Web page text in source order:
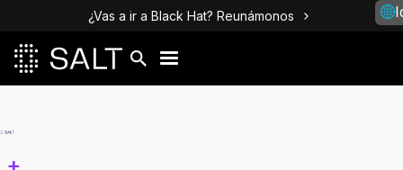
¿Vas a ir a Black Hat? Reunámonos